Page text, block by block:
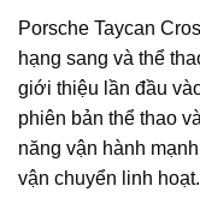
Porsche Taycan
hạng sang và thể
giới thiệu lần đầu
phiên bản thể thao
năng vận hành
vận chuyển linh hoạt.